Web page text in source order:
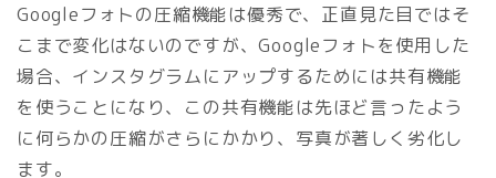
Googleフォトの圧縮機能は優秀で、正直見た目ではそ
こまで変化はないのですが、Googleフォトを使用した
場合、インスタグラムにアップするためには共有機能
を使うことになり、この共有機能は先ほど言ったよう
に何らかの圧縮がさらにかかり、写真が著しく劣化し
ます。